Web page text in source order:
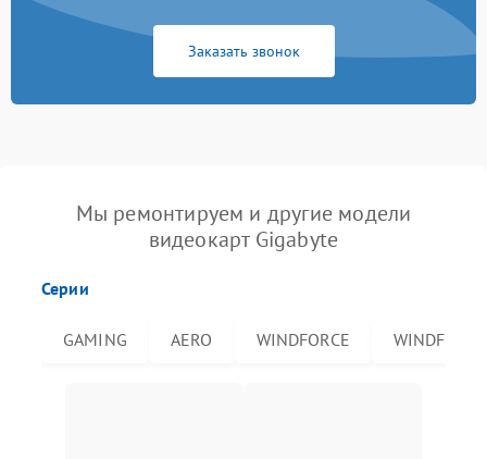
Заказать звонок
Мы ремонтируем и другие модели
видеокарт Gigabyte
Серии
GAMING AERO WINDFORCE